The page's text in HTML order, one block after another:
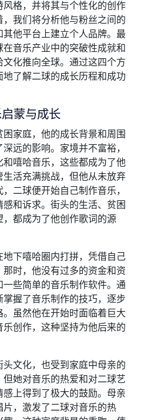
格，并将其与个性化的创作
我们将分析他与粉丝之间的
他平台上建立个人品牌。最
音乐产业中的突破性成就和
化推向全球。通过这四个方
了解二球的成长历程和成功
蒙与成长
家庭，他的成长背景和周围
远的影响。家境并不富裕，
嘻哈音乐，这些都成为了他
活充满挑战，但他从未放弃
二球便开始自己制作音乐，
和诉求。街头的生活、贫困
都成为了他创作歌词的源
下嘻哈圈内打拼，凭借自己
时，他没有过多的资金和资
些简单的音乐制作软件。通
握了音乐制作的技巧，逐步
虽然他在开始时面临着巨大
创作，这种坚持为他后来的
文化，也受到家庭中母亲的
她对音乐的热爱和对二球艺
上得到了极大的鼓励。母亲
，激发了二球对音乐的热